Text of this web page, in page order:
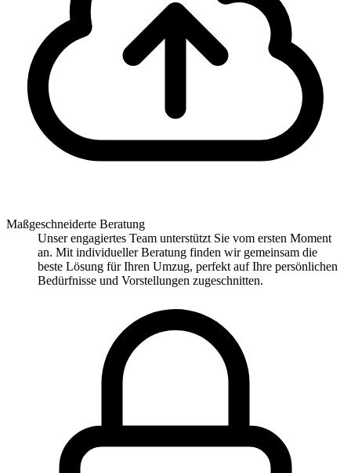
Maßgeschneiderte Beratung
Unser engagiertes Team unterstützt Sie vom ersten Moment
an. Mit individueller Beratung finden wir gemeinsam die
beste Lösung für Ihren Umzug, perfekt auf Ihre persönlichen
Bedürfnisse und Vorstellungen zugeschnitten.